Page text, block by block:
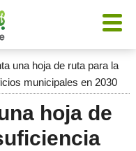
una hoja de ruta para la
municipales en 2030
hoja de